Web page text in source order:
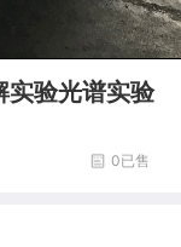
实验光谱实验
0已售